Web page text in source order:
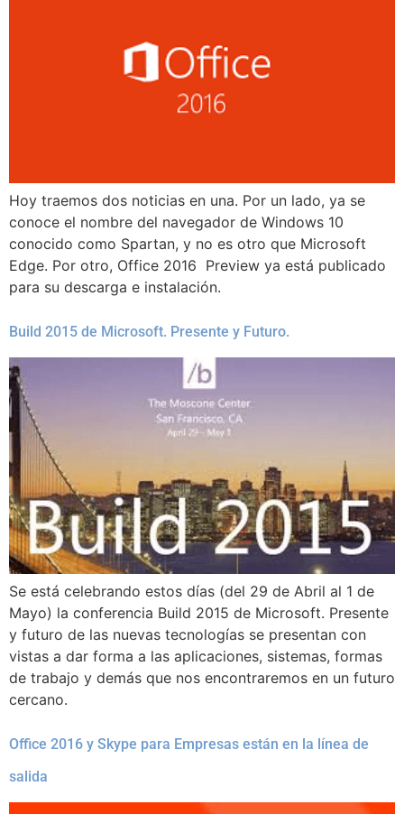
Hoy traemos dos noticias en una. Por un lado, ya se
conoce el nombre del navegador de Windows 10
conocido como Spartan, y no es otro que Microsoft
Edge. Por otro, Office 2016 Preview ya está publicado
para su descarga e instalación.
Build 2015 de Microsoft. Presente y Futuro.
Se está celebrando estos días (del 29 de Abril al 1 de
Mayo) la conferencia Build 2015 de Microsoft. Presente
y futuro de las nuevas tecnologías se presentan con
vistas a dar forma a las aplicaciones, sistemas, formas
de trabajo y demás que nos encontraremos en un futuro
cercano.
Office 2016 y Skype para Empresas están en la línea de
salida